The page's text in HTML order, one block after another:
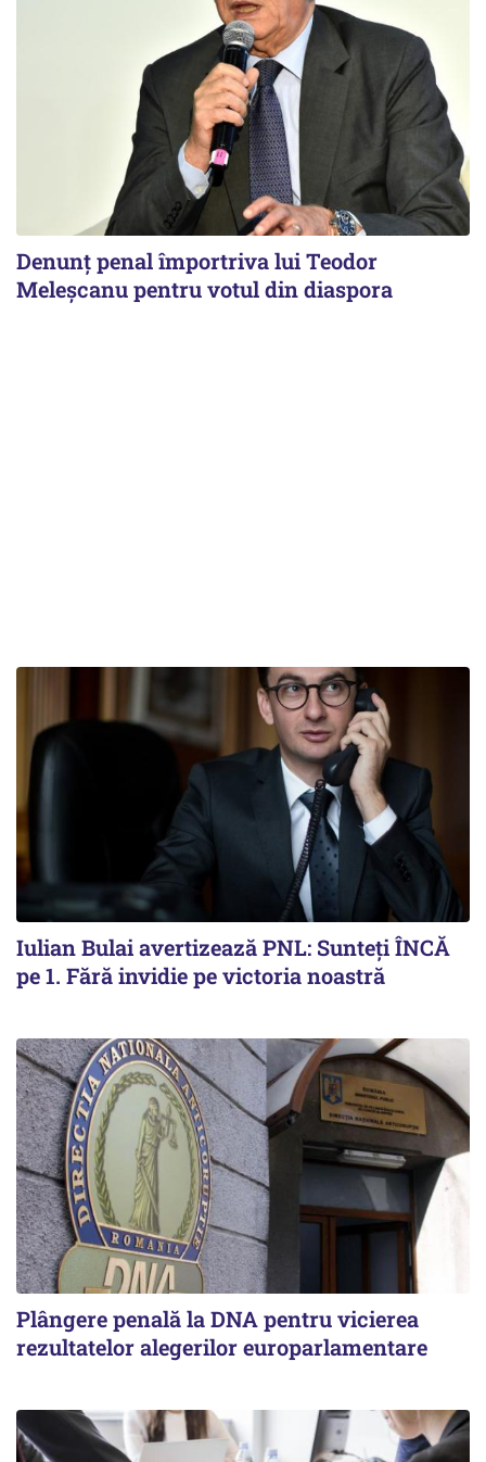
Denunț penal împortriva lui Teodor
Meleșcanu pentru votul din diaspora
Iulian Bulai avertizează PNL: Sunteți ÎNCĂ
pe 1. Fără invidie pe victoria noastră
Plângere penală la DNA pentru vicierea
rezultatelor alegerilor europarlamentare